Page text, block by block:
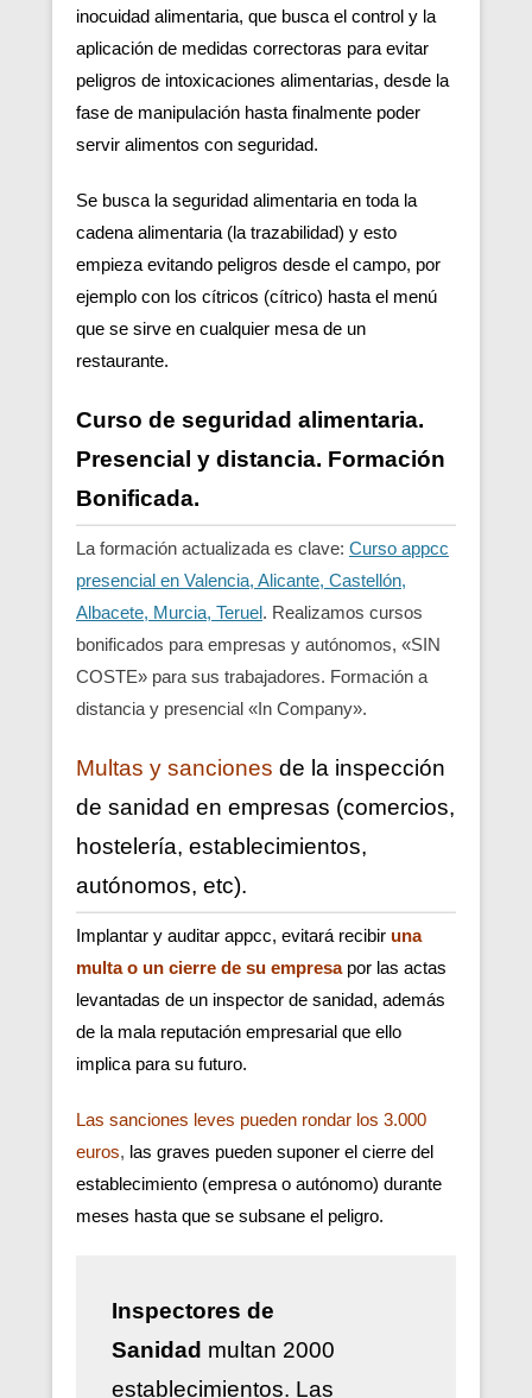
inocuidad alimentaria, que busca el control y la
aplicación de medidas correctoras para evitar
peligros de intoxicaciones alimentarias, desde la
fase de manipulación hasta finalmente poder
servir alimentos con seguridad.
Se busca la seguridad alimentaria en toda la
cadena alimentaria (la trazabilidad) y esto
empieza evitando peligros desde el campo, por
ejemplo con los cítricos (cítrico) hasta el menú
que se sirve en cualquier mesa de un
restaurante.
Curso de seguridad alimentaria.
Presencial y distancia. Formación
Bonificada.
La formación actualizada es clave: Curso appcc
presencial en Valencia, Alicante, Castellón,
Albacete, Murcia, Teruel. Realizamos cursos
bonificados para empresas y autónomos, «SIN
COSTE» para sus trabajadores. Formación a
distancia y presencial «In Company».
Multas y sanciones de la inspección
de sanidad en empresas (comercios,
hostelería, establecimientos,
autónomos, etc).
Implantar y auditar appcc, evitará recibir una
multa o un cierre de su empresa por las actas
levantadas de un inspector de sanidad, además
de la mala reputación empresarial que ello
implica para su futuro.
Las sanciones leves pueden rondar los 3.000
euros, las graves pueden suponer el cierre del
establecimiento (empresa o autónomo) durante
meses hasta que se subsane el peligro.
Inspectores de
Sanidad multan 2000
establecimientos. Las